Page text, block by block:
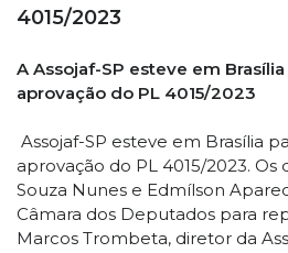
4015/2023
A Assojaf-SP esteve em
aprovação do PL 4015/2023
Assojaf-SP esteve em Brasília
aprovação do PL 4015/2023.
Souza Nunes e Edmílson
Câmara dos Deputados para
Marcos Trombeta, diretor da